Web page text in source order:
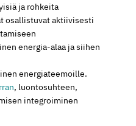
ja rohkeita
osallistuvat aktiivisesti
energia-alaa ja siihen
energiateemoille.
, luontosuhteen,
integroiminen